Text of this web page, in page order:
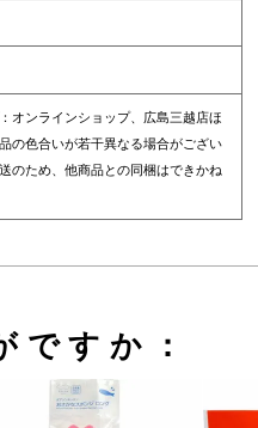
オンラインショップ、広島三越店ほ
の色合いが若干異なる場合がござい
のため、他商品との同梱はできかね
ですか：